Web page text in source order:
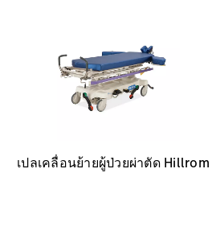
เปลเคลื่อนย้ายผู้ป่วยผ่าตัด Hillrom